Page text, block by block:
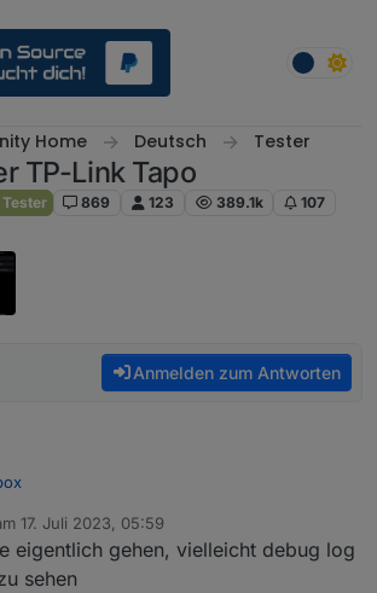
Home Deutsch Tester
TP-Link Tapo
869 123 389.1k 107
Anmelden zum Antworten
mir 2 TP-Link Kameras am PrimeDay
habe den Adapter hierzufällig gesehen,
später, es geht um die P100, dachte
kann ich diese ohne Probleme, aber ich
17. Juli 2023, 05:59
von
eigentlich gehen, vielleicht debug log
sehen